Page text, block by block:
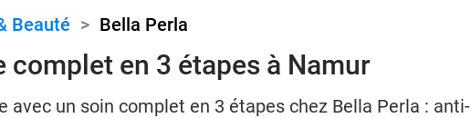
Beauté > Bella Perla
complet en 3 étapes à Namur
avec un soin complet en 3 étapes chez Bella Perla :